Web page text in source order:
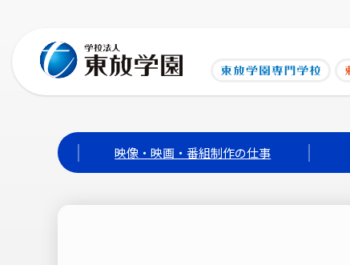
映像・映画・番組制作の仕事